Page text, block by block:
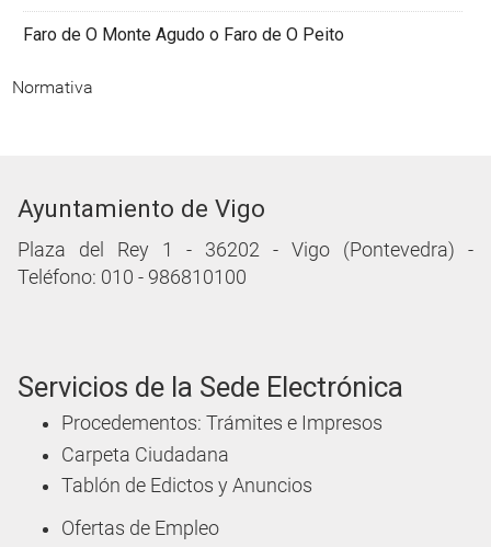
Faro de O Monte Agudo o Faro de O Peito
Normativa
Ayuntamiento de Vigo
Plaza del Rey 1 - 36202 - Vigo (Pontevedra) -
Teléfono: 010 - 986810100
Servicios de la Sede Electrónica
Procedementos: Trámites e Impresos
Carpeta Ciudadana
Tablón de Edictos y Anuncios
Ofertas de Empleo